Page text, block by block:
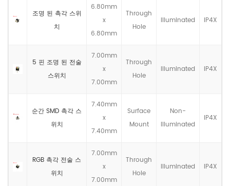
조명 된 촉각 스위
치
6.80mm
x
6.80mm
Through
Hole
llluminated IP4X
5 핀 조명 된 전술
스위치
7.00mm
x
7.00mm
Through
Hole
llluminated IP4X
순간 SMD 촉각 스
위치
7.40mm
x
7.40mm
Surface
Mount
Non-
llluminated
IP4X
RGB 촉각 전술 스
위치
7.00mm
x
7.00mm
Through
Hole
llluminated IP4X